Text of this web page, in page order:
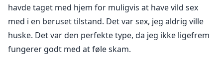
havde taget med hjem for muligvis at have vild sex
med i en beruset tilstand. Det var sex, jeg aldrig ville
huske. Det var den perfekte type, da jeg ikke ligefrem
fungerer godt med at føle skam.